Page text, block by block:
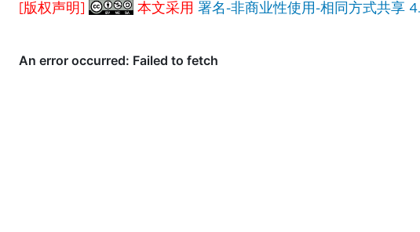
[版权声明] 本文采用署名-非商业性使用-相同方式共享